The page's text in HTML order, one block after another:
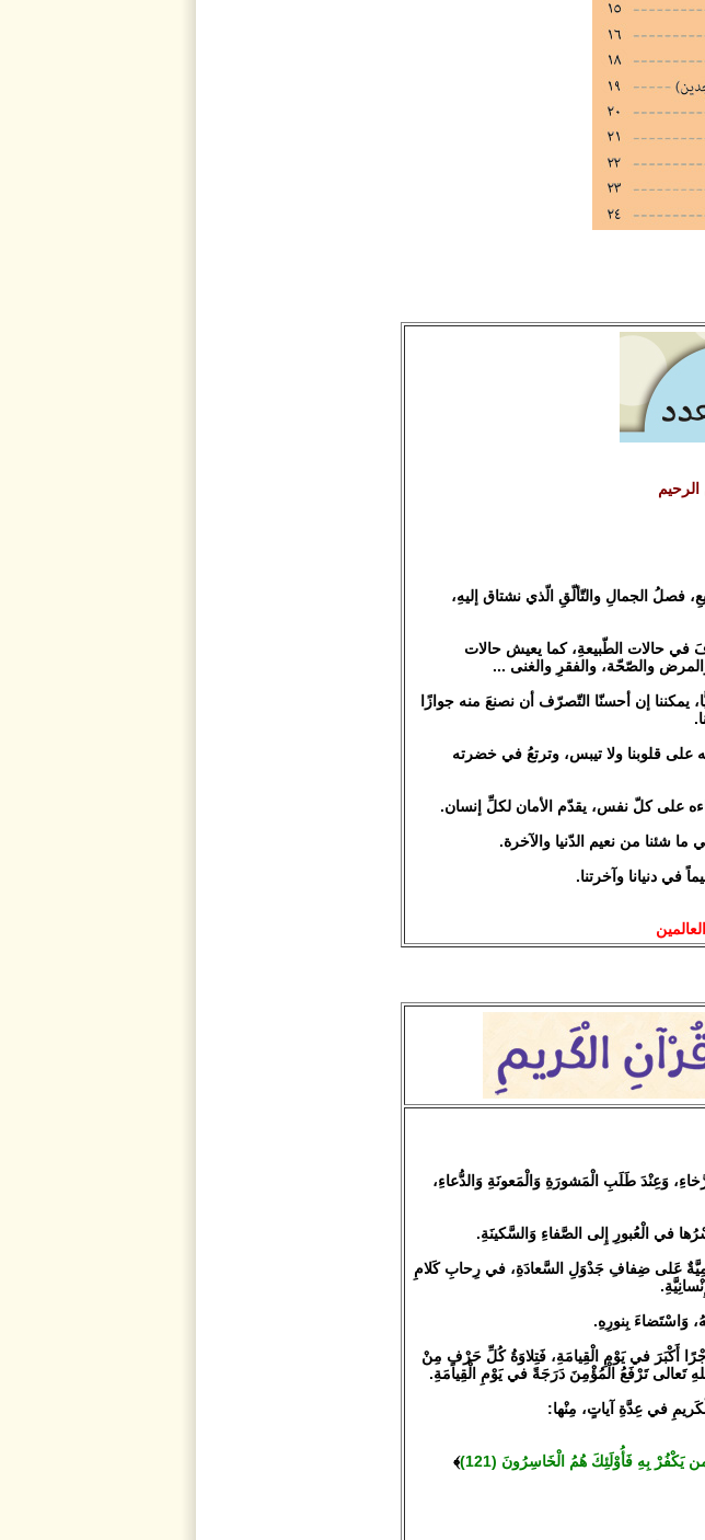
فصلُ الجمالِ والتّألّقِ الّذي نشتاق إليهِ،
في حالات الطّبيعةِ، كما يعيش حالات
والصّحّة، والفقرِ والغنى ...
يمكننا إن أحسنّا التّصرّف أن نصنعَ منه جوازًا
على قلوبنا ولا تيبس، وترتعُ في خضرته
على كلّ نفس، يقدّم الأمان لكلِّ إنسان.
شئنا من نعيم الدّنيا والآخرة.
في دنيانا وآخرتنا.
وَعِنْدَ طَلَبِ الْمَشورَةِ وَالْمَعونَةِ وَالدُّعاءِ،
في الْعُبورِ إِلى الصَّفاءِ وَالسَّكينَةِ.
عَلى ضِفافِ جَدْوَلِ السَّعادَةِ، في رِحابِ كَلامِ
وَاسْتَضاءَ بِنورِهِ.
أَكْبَرَ في يَوْمِ الْقِيامَةِ، فَتِلاوَةُ كُلِّ حَرْفٍ مِنْ
تَرْفَعُ الْمُؤْمِنَ دَرَجَةً في يَوْمِ الْقِيامَةِ.
في عِدَّةِ آياتٍ، مِنْها:
يَكْفُرْ بِهِ فَأُوْلَئِكَ هُمُ الْخَاسِرُونَ (121)
﴾